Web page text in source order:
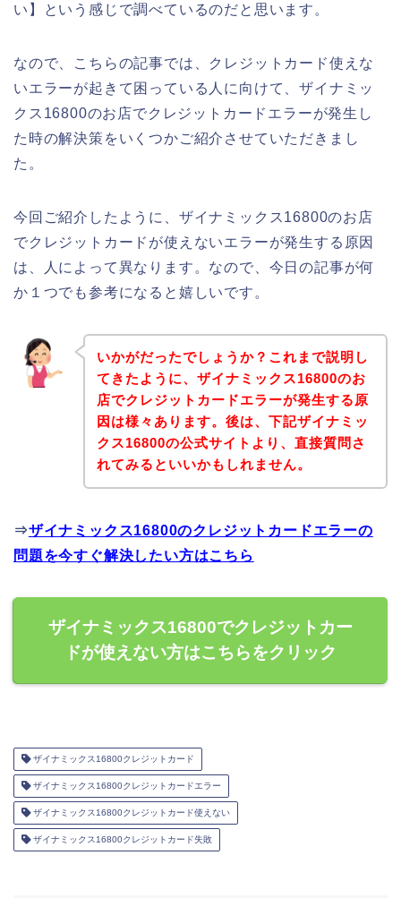
い】という感じで調べているのだと思います。
なので、こちらの記事では、クレジットカード使えな
いエラーが起きて困っている人に向けて、ザイナミッ
クス16800のお店でクレジットカードエラーが発生し
た時の解決策をいくつかご紹介させていただきまし
た。
今回ご紹介したように、ザイナミックス16800のお店
でクレジットカードが使えないエラーが発生する原因
は、人によって異なります。なので、今日の記事が何
か１つでも参考になると嬉しいです。
いかがだったでしょうか？これまで説明し
てきたように、ザイナミックス16800のお
店でクレジットカードエラーが発生する原
因は様々あります。後は、下記ザイナミッ
クス16800の公式サイトより、直接質問さ
れてみるといいかもしれません。
⇒ザイナミックス16800のクレジットカードエラーの
問題を今すぐ解決したい方はこちら
ザイナミックス16800でクレジットカー
ドが使えない方はこちらをクリック
ザイナミックス16800クレジットカード
ザイナミックス16800クレジットカードエラー
ザイナミックス16800クレジットカード使えない
ザイナミックス16800クレジットカード失敗